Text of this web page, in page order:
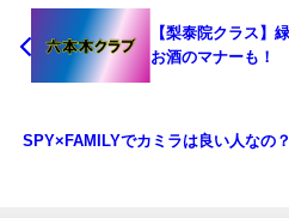
【梨泰院クラス】
お酒のマナーも！
SPY×FAMILYでカミラは良い人なの